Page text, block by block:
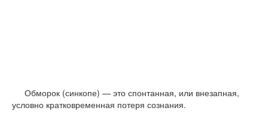
Обморок (синкопе) — это спонтанная, или внезапная,
условно кратковременная потеря сознания.